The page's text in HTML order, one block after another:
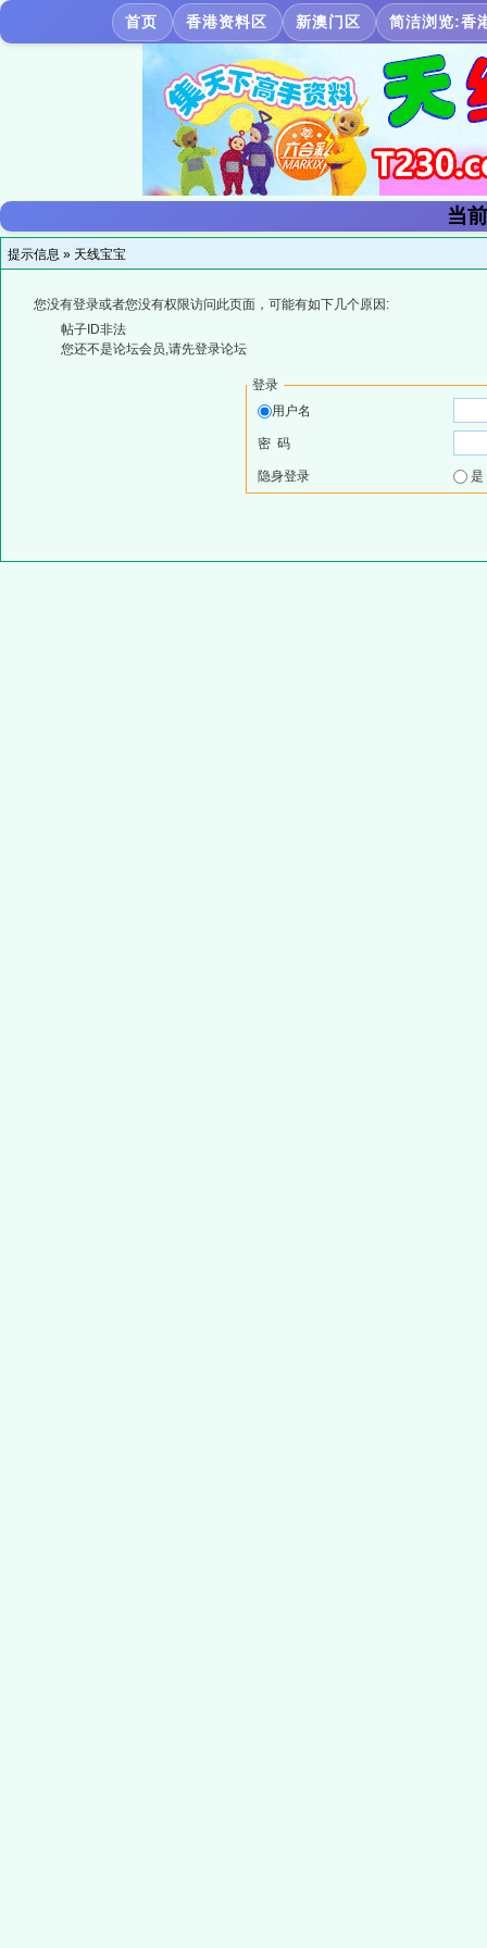
首页 香港资料区 新澳门区 简洁浏览:香
当
提示信息 » 天线宝宝
您没有登录或者您没有权限访问此页面，可能有如下几个原因:
帖子ID非法
您还不是论坛会员,请先登录论坛
登录
用户名
密 码
隐身登录